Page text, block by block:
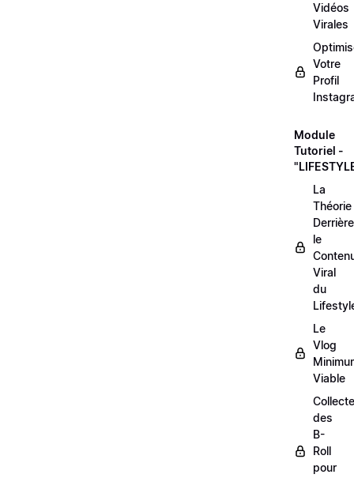
Vidéos
Virales
Votre
Profil
Module
Tutoriel -
La
Théorie
Derrière
le
Viral
du
Le
Vlog
Viable
des
B-
Roll
pour